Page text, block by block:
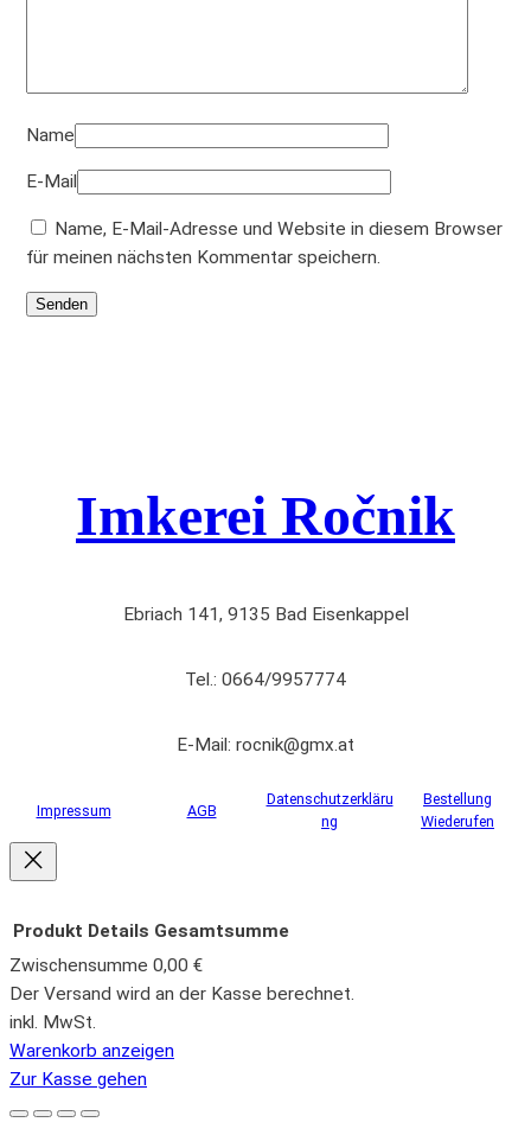
Name
E-Mail
Name, E-Mail-Adresse und Website in diesem Browser
für meinen nächsten Kommentar speichern.
Imkerei Ročnik
Ebriach 141, 9135 Bad Eisenkappel
Tel.: 0664/9957774
E-Mail: rocnik@gmx.at
Impressum AGB
Datenschutzerkläru
ng
Bestellung
Wiederufen
Produkte
im
Warenkorb
Produkt Details Gesamtsumme
Zwischensumme 0,00 €
Der Versand wird an der Kasse berechnet.
inkl. MwSt.
Warenkorb anzeigen
Zur Kasse gehen